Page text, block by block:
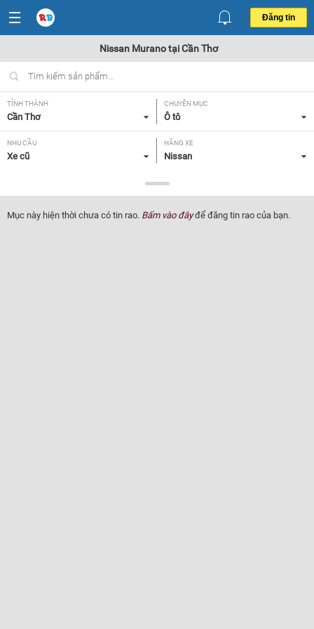
Đăng tin
Nissan Murano tại Cần Thơ
TỈNH THÀNH
Cần Thơ
CHUYÊN MỤC
Ô tô
NHU CẦU
Xe cũ
HÃNG XE
Nissan
Murano
NĂM SẢN XUẤT
Tất cả
GIÁ XE XUẤT XỨ
Mục này hiện thời chưa có tin rao. Bấm vào đâyđể đăng tin rao của bạn.